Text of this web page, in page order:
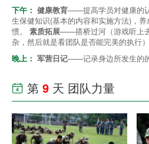
下午： 健康教育——提高学员对健康的
生保健知识(基本的内容和实施方法)，
惯。 素质拓展——搭桥过河（游戏听上
杂，然后就是看团队是否能完美的执行）
晚上： 军营日记——记录身边所发生的
 第 9 天 团队力量